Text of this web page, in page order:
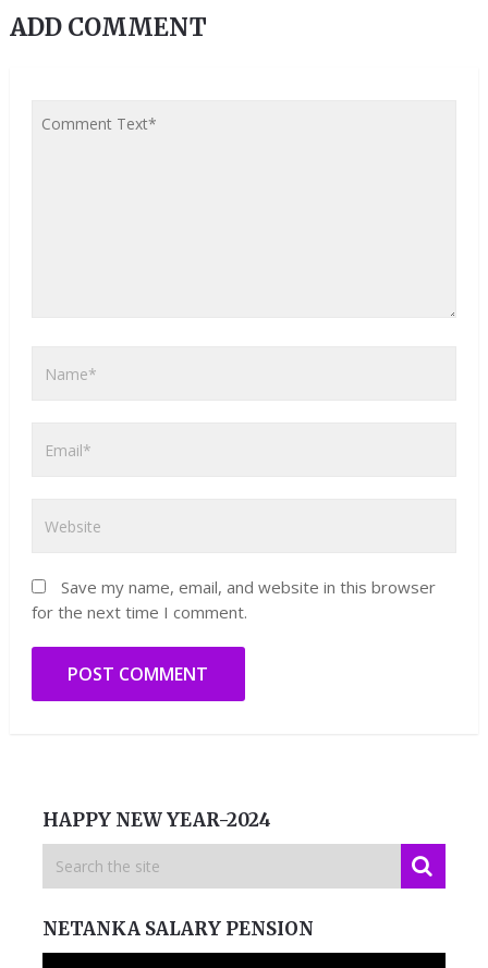
ADD COMMENT
Save my name, email, and website in this browser
for the next time I comment.
HAPPY NEW YEAR-2024
NETANKA SALARY PENSION